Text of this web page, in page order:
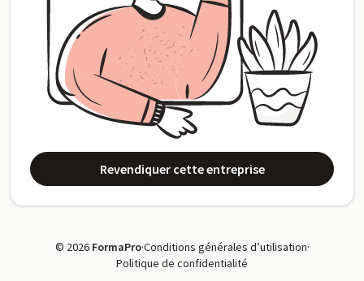
Revendiquer cette entreprise
© 2026 FormaPro·Conditions générales d’utilisation·
Politique de confidentialité